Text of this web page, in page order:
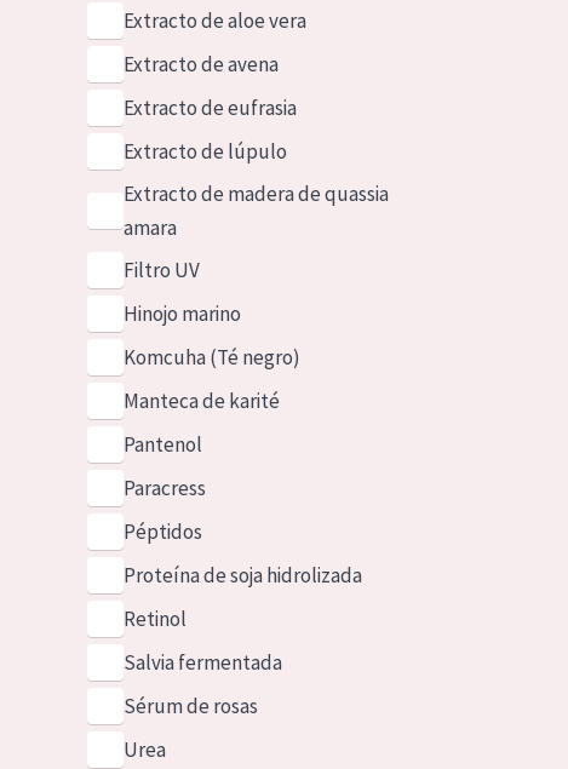
Extracto de aloe vera
Extracto de avena
Extracto de eufrasia
Extracto de lúpulo
Extracto de madera de quassia
amara
Filtro UV
Hinojo marino
Komcuha (Té negro)
Manteca de karité
Pantenol
Paracress
Péptidos
Proteína de soja hidrolizada
Retinol
Salvia fermentada
Sérum de rosas
Urea